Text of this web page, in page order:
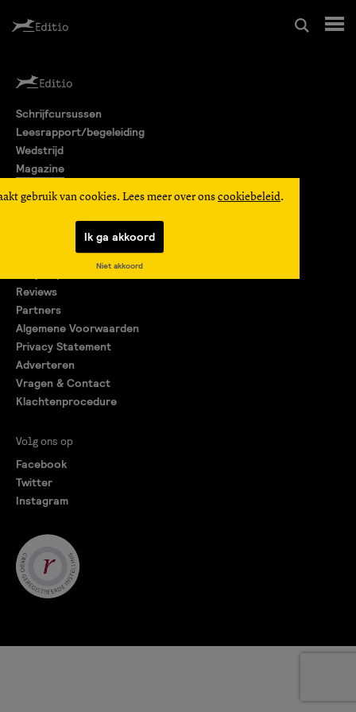
Leesrapport/begeleiding
Wedstrijd
Editio Producties
gebruik van cookies. Lees meer over ons cookiebeleid.
Ik ga akkoord
Niet akkoord
Schrijfcursussen
Leesrapport/begeleiding
Wedstrijd
Magazine
Reviews
Partners
Algemene Voorwaarden
Privacy Statement
Adverteren
Vragen & Contact
Klachtenprocedure
Volg ons op
Facebook
Twitter
Instagram